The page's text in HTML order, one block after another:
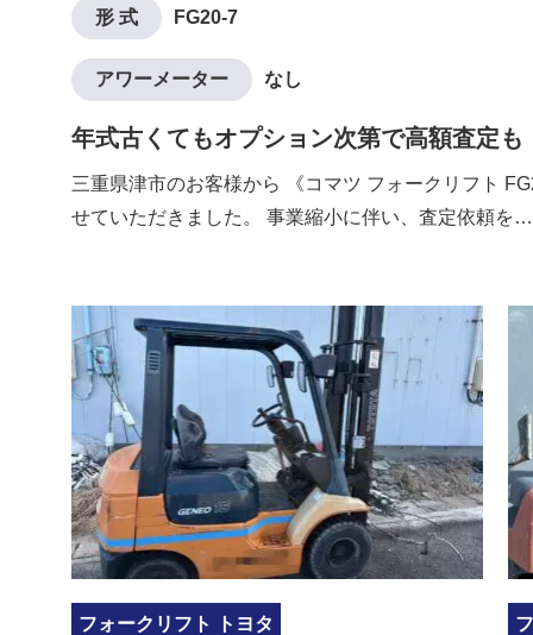
形 式 FG20-7
アワーメーター なし
年式古くてもオプション次第で高額査定も
三重県津市のお客様から 《コマツ フォークリフト
せていただきました。 事業縮小に伴い、査定依頼を…
フォークリフト トヨタ